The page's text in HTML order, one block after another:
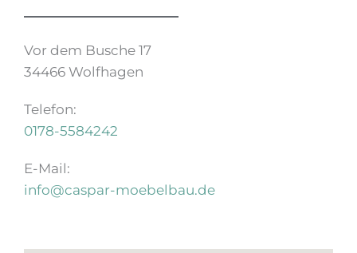
Vor dem Busche 17
34466 Wolfhagen
Telefon:
0178-5584242
E-Mail:
info@caspar-moebelbau.de